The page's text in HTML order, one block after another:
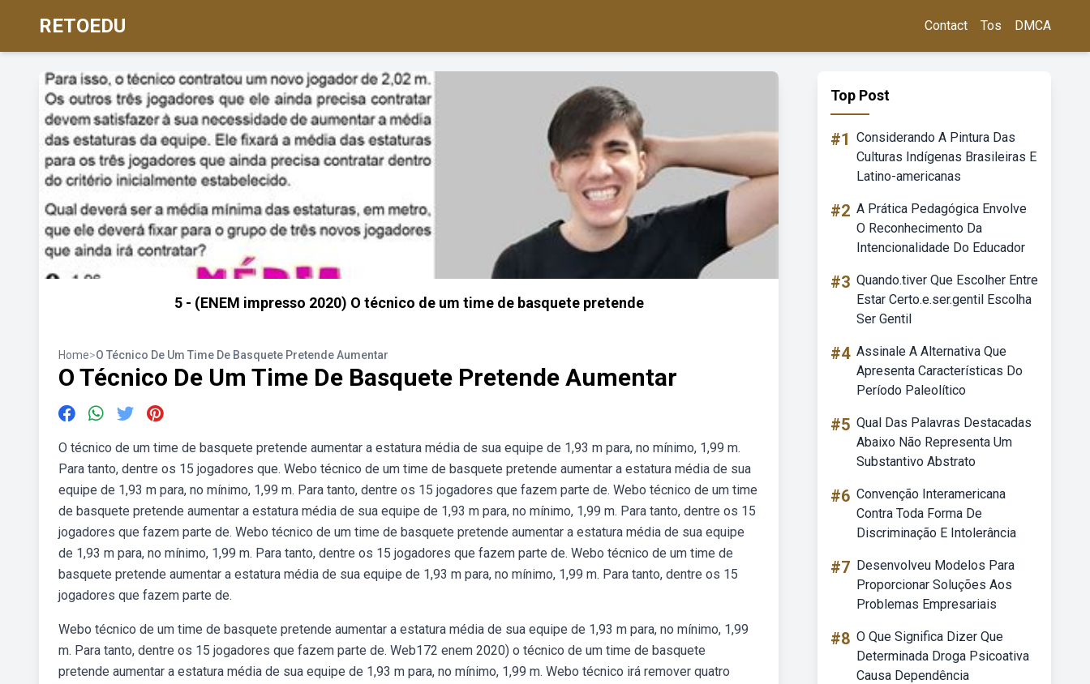
RETOEDU Contact Tos DMCA
5 - (ENEM impresso 2020) O técnico de um time de basquete pretende
Home>O Técnico De Um Time De Basquete Pretende Aumentar
O Técnico De Um Time De Basquete Pretende Aumentar
O técnico de um time de basquete pretende aumentar a estatura média de sua equipe de 1,93 m para, no mínimo, 1,99 m.
Para tanto, dentre os 15 jogadores que. Webo técnico de um time de basquete pretende aumentar a estatura média de sua
equipe de 1,93 m para, no mínimo, 1,99 m. Para tanto, dentre os 15 jogadores que fazem parte de. Webo técnico de um time
de basquete pretende aumentar a estatura média de sua equipe de 1,93 m para, no mínimo, 1,99 m. Para tanto, dentre os 15
jogadores que fazem parte de. Webo técnico de um time de basquete pretende aumentar a estatura média de sua equipe
de 1,93 m para, no mínimo, 1,99 m. Para tanto, dentre os 15 jogadores que fazem parte de. Webo técnico de um time de
basquete pretende aumentar a estatura média de sua equipe de 1,93 m para, no mínimo, 1,99 m. Para tanto, dentre os 15
jogadores que fazem parte de.
Webo técnico de um time de basquete pretende aumentar a estatura média de sua equipe de 1,93 m para, no mínimo, 1,99
m. Para tanto, dentre os 15 jogadores que fazem parte de. Web172 enem 2020) o técnico de um time de basquete
pretende aumentar a estatura média de sua equipe de 1,93 m para, no mínimo, 1,99 m. Webo técnico irá remover quatro
Top Post
#1 Considerando A Pintura Das
Culturas Indígenas Brasileiras E
Latino-americanas
#2 A Prática Pedagógica Envolve
O Reconhecimento Da
Intencionalidade Do Educador
#3 Quando.tiver Que Escolher Entre
Estar Certo.e.ser.gentil Escolha
Ser Gentil
#4 Assinale A Alternativa Que
Apresenta Características Do
Período Paleolítico
#5 Qual Das Palavras Destacadas
Abaixo Não Representa Um
Substantivo Abstrato
#6 Convenção Interamericana
Contra Toda Forma De
Discriminação E Intolerância
#7 Desenvolveu Modelos Para
Proporcionar Soluções Aos
Problemas Empresariais
#8 O Que Significa Dizer Que
Determinada Droga Psicoativa
Causa Dependência